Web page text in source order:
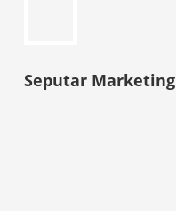
Seputar Marketing